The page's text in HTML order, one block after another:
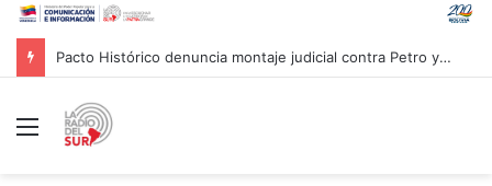
Centro Caribe Sports aprueba hoja de ruta para evaluar candidatura de Centroamericanos Caracas 2030
Menú